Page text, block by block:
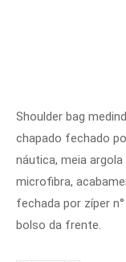
Shoulder bag
chapado fechado
náutica, meia
microfibra,
fechada por zíper
bolso da frente.